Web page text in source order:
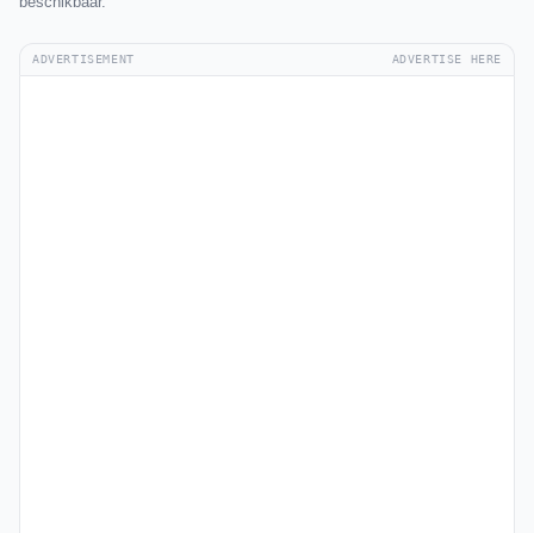
ADVERTISEMENT ADVERTISE HERE